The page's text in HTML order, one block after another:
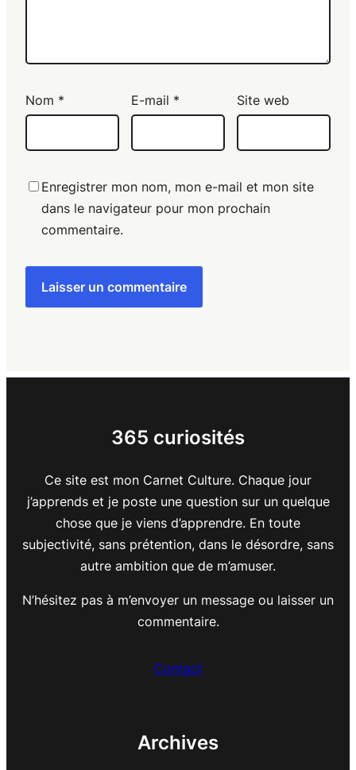
Nom * E-mail * Site web
Enregistrer mon nom, mon e-mail et mon site
dans le navigateur pour mon prochain
commentaire.
365 curiosités
Ce site est mon Carnet Culture. Chaque jour
j’apprends et je poste une question sur un quelque
chose que je viens d’apprendre. En toute
subjectivité, sans prétention, dans le désordre, sans
autre ambition que de m’amuser.
N’hésitez pas à m’envoyer un message ou laisser un
commentaire.
Contact
Archives